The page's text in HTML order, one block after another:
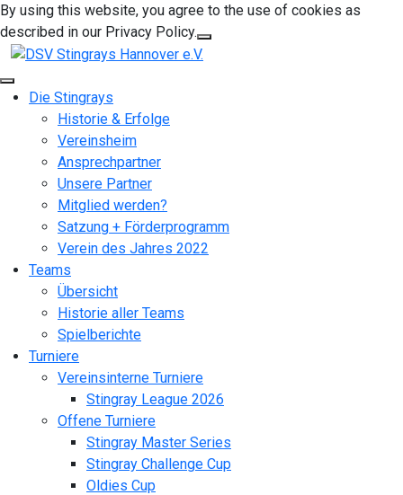
By using this website, you agree to the use of cookies as
described in our Privacy Policy.
Die Stingrays
Historie & Erfolge
Vereinsheim
Ansprechpartner
Unsere Partner
Mitglied werden?
Satzung + Förderprogramm
Verein des Jahres 2022
Teams
Übersicht
Historie aller Teams
Spielberichte
Turniere
Vereinsinterne Turniere
Stingray League 2026
Offene Turniere
Stingray Master Series
Stingray Challenge Cup
Oldies Cup